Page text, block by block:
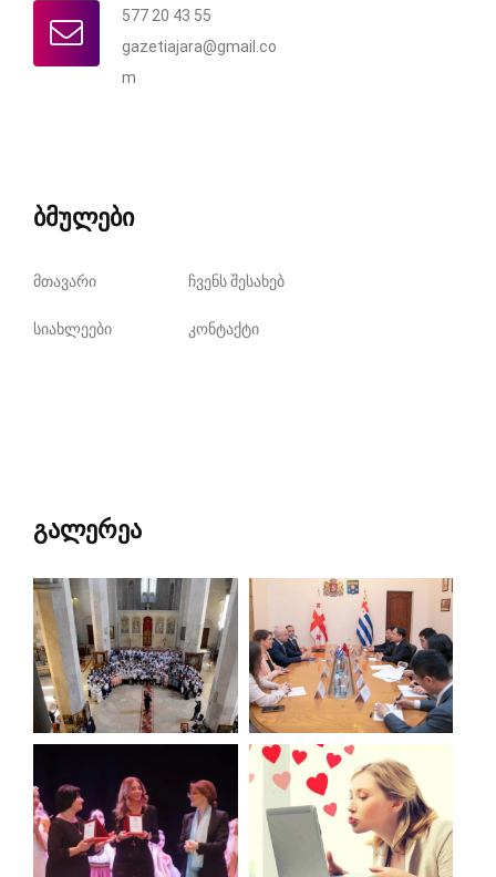
577 20 43 55
gazetiajara@gmail.co
m
ბმულები
მთავარი ჩვენს შესახებ
სიახლეები კონტაქტი
გალერეა